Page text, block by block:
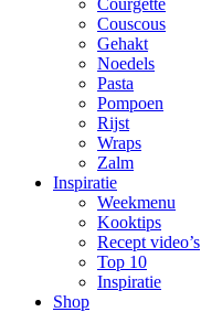
Courgette
Couscous
Gehakt
Noedels
Pasta
Pompoen
Rijst
Wraps
Zalm
Inspiratie
Weekmenu
Kooktips
Recept video’s
Top 10
Inspiratie
Shop